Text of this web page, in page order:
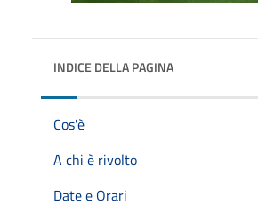
INDICE DELLA PAGINA
Cos'è
A chi è rivolto
Date e Orari